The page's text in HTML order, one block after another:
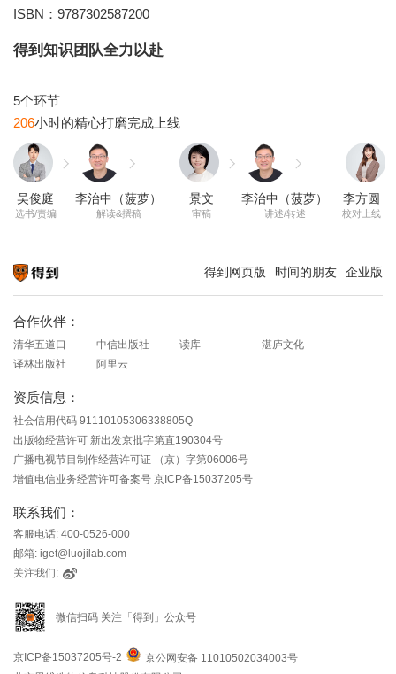
ISBN：9787302587200
得到知识团队全力以赴
206
吴俊庭
选书/责编
李治中（菠萝）
解读&撰稿
景文
审稿
李治中（菠萝）
讲述/转述
李方圆
校对上线
得到网页版 时间的朋友 企业版
合作伙伴：
清华五道口 中信出版社 读库
湛庐文化
译林出版社
阿里云
资质信息：
社会信用代码 91110105306338805Q
出版物经营许可 新出发京批字第直190304号
广播电视节目制作经营许可证 （京）字第06006号
增值电信业务经营许可备案号 京ICP备15037205号
联系我们：
客服电话: 400-0526-000
邮箱: iget@luojilab.com
关注我们:
微信扫码 关注「得到」公众号
京ICP备15037205号-2
京公网安备 11010502034003号